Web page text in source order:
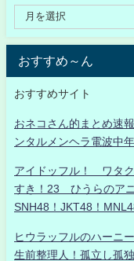
おすすめ～ん
おすすめサイト
おネコさん的まとめ速
ンタルメンヘラ電波中
アイドッフル！ ワタ
すき！23 ひうらのア
SNH48！JKT48！
ヒウラッフルのハーニ
生前整理人！孤立し孤